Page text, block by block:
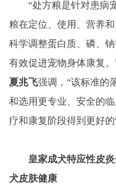
“处方粮是针对患病
粮在定位、使用、营养
科学调整蛋白质、磷、
有效促进宠物身体康复。
夏兆飞强调，“该标准的
和选用更专业、安全的
疗和康复阶段得到更好
皇家成犬特应性皮
犬皮肤健康